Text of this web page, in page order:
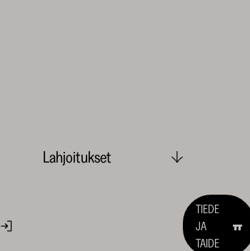
Lahjoitukset
TIEDE
JA
TAIDE